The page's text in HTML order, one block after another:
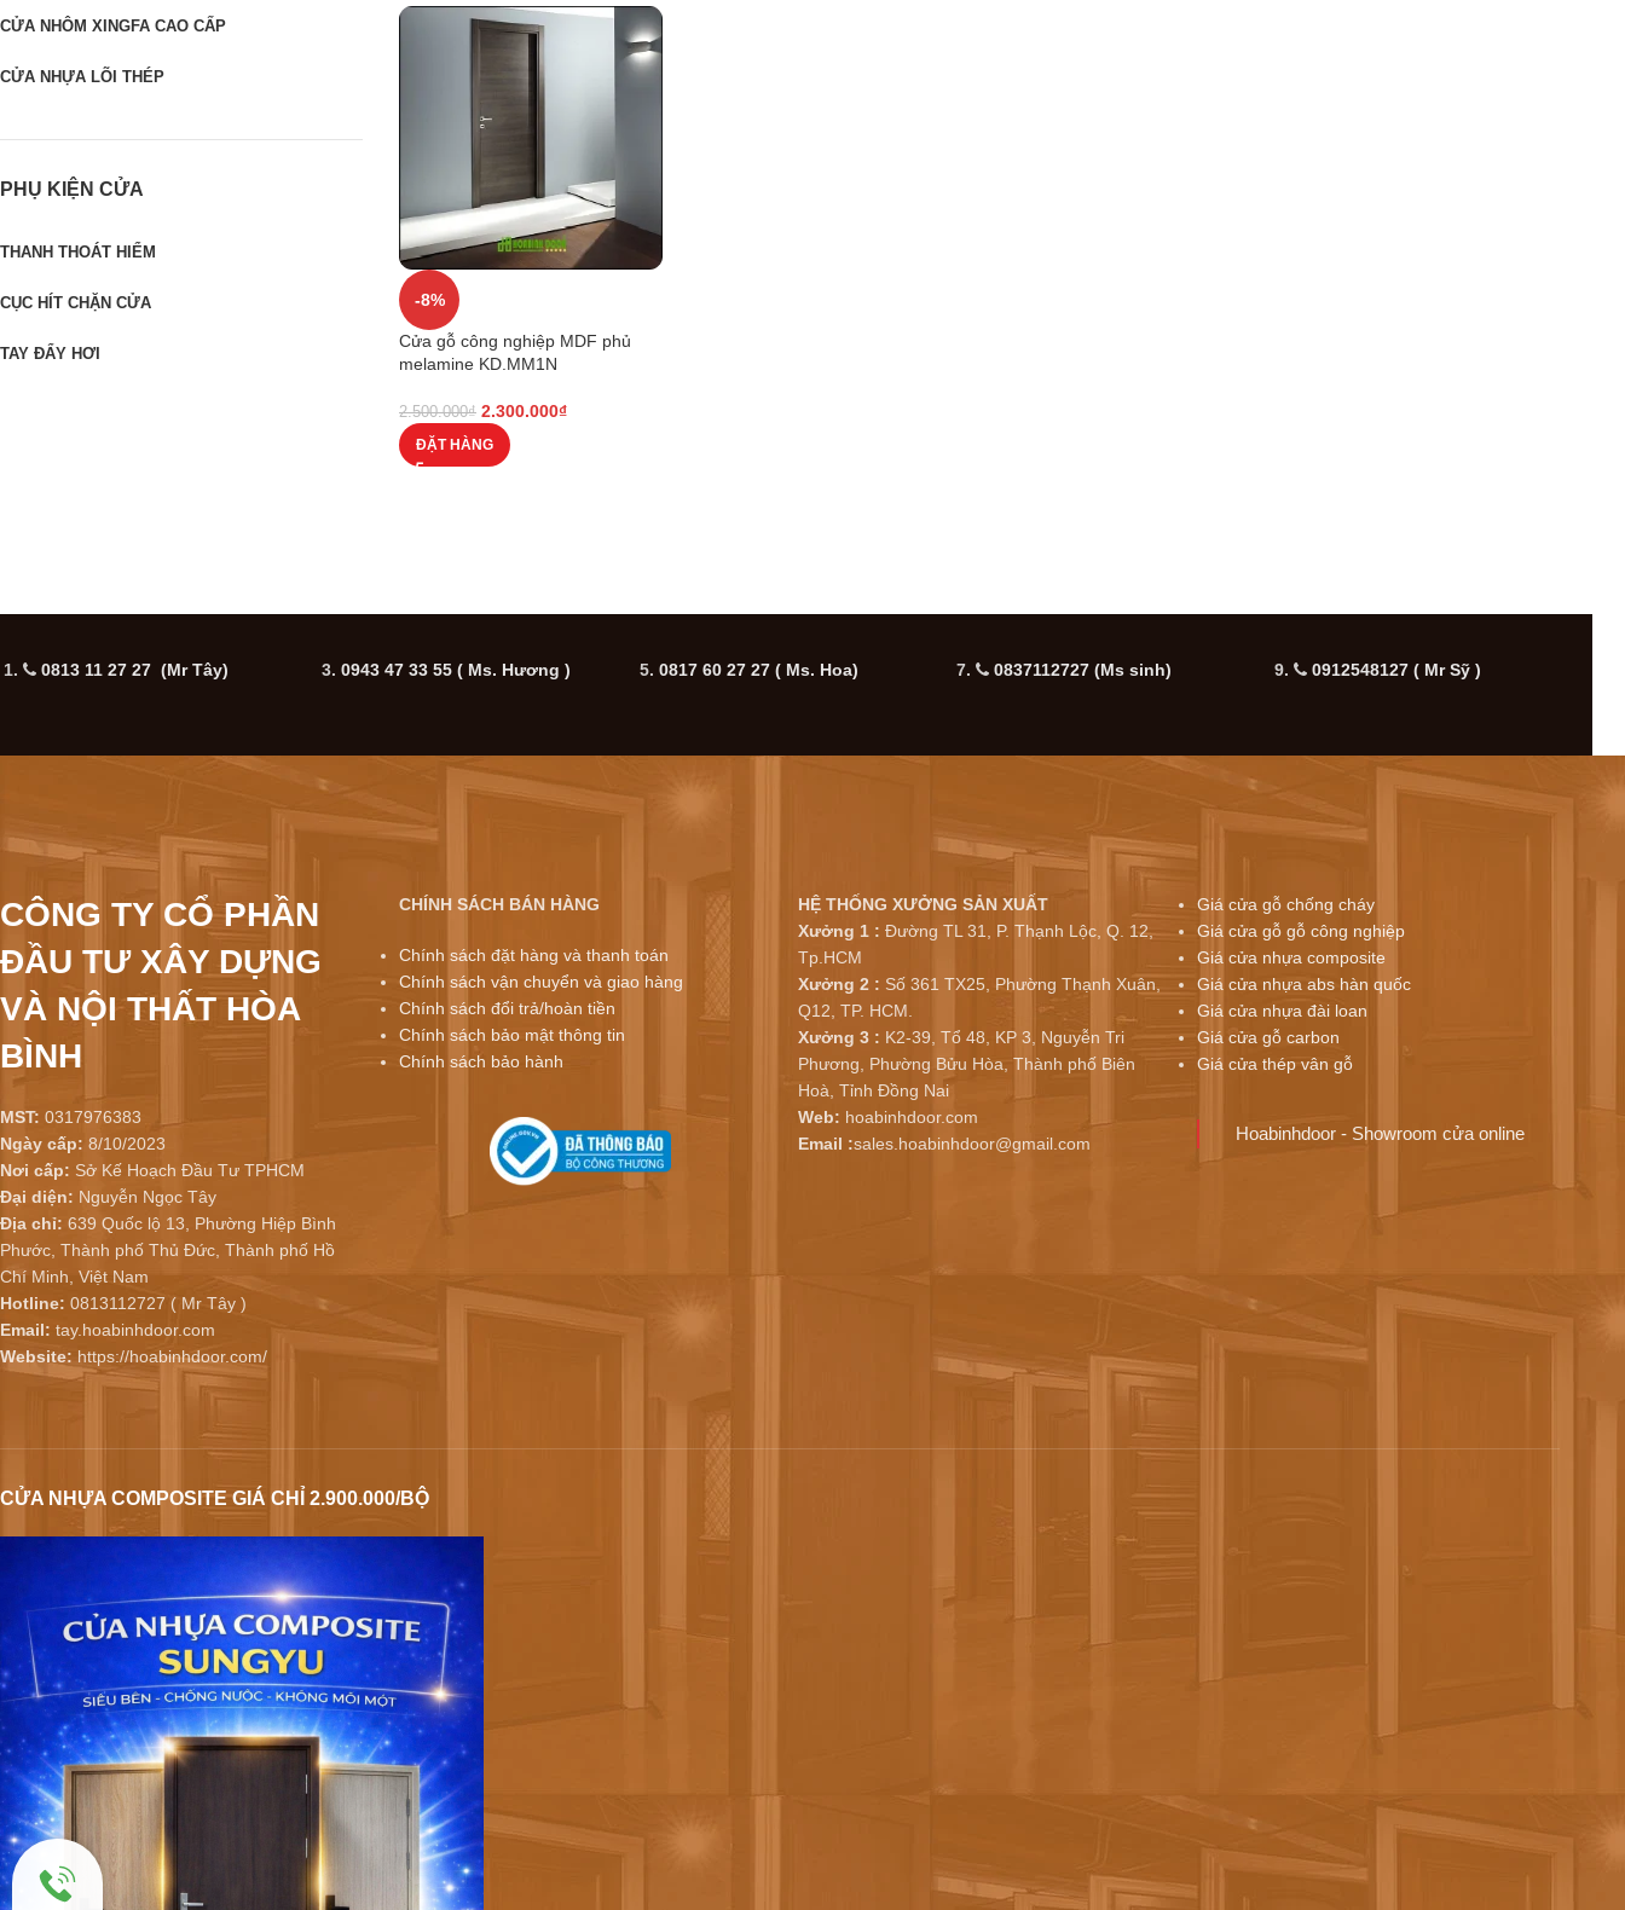
CỬA NHÔM XINGFA CAO CẤP
CỬA NHỰA LÕI THÉP
PHỤ KIỆN CỬA
THANH THOÁT HIỂM
CỤC HÍT CHẶN CỬA
TAY ĐẨY HƠI
-8%
Cửa gỗ công nghiệp MDF phủ
melamine KD.MM1N
2.500.000₫ 2.300.000₫
ĐẶT HÀNG
1. 0813 11 27 27 (Mr Tây) 3. 0943 47 33 55( Ms. Hương ) 5. 0817 60 27 27( Ms. Hoa) 7. 0837112727 (Ms sinh) 9. 0912548127 ( Mr Sỹ )
CÔNG TY CỔ PHẦN
ĐẦU TƯ XÂY DỰNG
VÀ NỘI THẤT HÒA
BÌNH
MST: 0317976383
Ngày cấp: 8/10/2023
Nơi cấp: Sở Kế Hoạch Đầu Tư TPHCM
Đại diện: Nguyễn Ngọc Tây
Địa chỉ: 639 Quốc lộ 13, Phường Hiệp Bình
Phước, Thành phố Thủ Đức, Thành phố Hồ
Chí Minh, Việt Nam
Hotline: 0813112727 ( Mr Tây )
Email: tay.hoabinhdoor.com
Website: https://hoabinhdoor.com/
CHÍNH SÁCH BÁN HÀNG
Chính sách đặt hàng và thanh toán
Chính sách vận chuyển và giao hàng
Chính sách đổi trả/hoàn tiền
Chính sách bảo mật thông tin
Chính sách bảo hành
HỆ THỐNG XƯỞNG SẢN XUẤT
Xưởng 1 : Đường TL 31, P. Thạnh Lộc, Q. 12,
Tp.HCM
Xưởng 2 : Số 361 TX25, Phường Thạnh Xuân,
Q12, TP. HCM.
Xưởng 3 : K2-39, Tổ 48, KP 3, Nguyễn Tri
Phương, Phường Bửu Hòa, Thành phố Biên
Hoà, Tỉnh Đồng Nai
Web: hoabinhdoor.com
Email :sales.hoabinhdoor@gmail.com
Giá cửa gỗ chống cháy
Giá cửa gỗ gỗ công nghiệp
Giá cửa nhựa composite
Giá cửa nhựa abs hàn quốc
Giá cửa nhựa đài loan
Giá cửa gỗ carbon
Giá cửa thép vân gỗ
Hoabinhdoor - Showroom cửa online
CỬA NHỰA COMPOSITE GIÁ CHỈ 2.900.000/BỘ